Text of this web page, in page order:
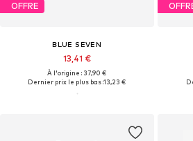
OFFRE
BLUE SEVEN
13,41 €
À l'origine : 37,90 €
Dernier prix le plus bas :13,23 €